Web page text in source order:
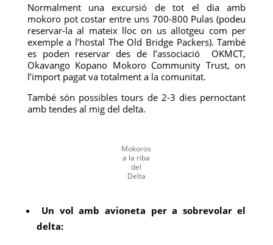
Normalment una excursió de tot el dia amb
mokoro pot costar entre uns 700-800 Pulas (podeu
reservar-la al mateix lloc on us allotgeu com per
exemple a l’hostal The Old Bridge Packers). També
es poden reservar des de l’associació OKMCT,
Okavango Kopano Mokoro Community Trust, on
l’import pagat va totalment a la comunitat.
També són possibles tours de 2-3 dies pernoctant
amb tendes al mig del delta.
Mokoros
a la riba
del
Delta
Un vol amb avioneta per a sobrevolar el
delta: